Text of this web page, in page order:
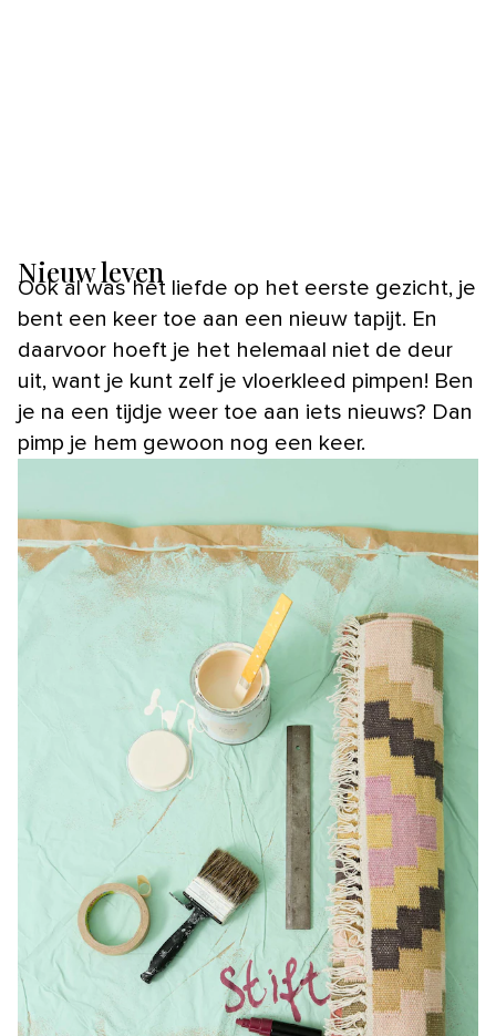
Nieuw leven
Ook al was het liefde op het eerste gezicht, je
bent een keer toe aan een nieuw tapijt. En
daarvoor hoeft je het helemaal niet de deur
uit, want je kunt zelf je vloerkleed pimpen! Ben
je na een tijdje weer toe aan iets nieuws? Dan
pimp je hem gewoon nog een keer.